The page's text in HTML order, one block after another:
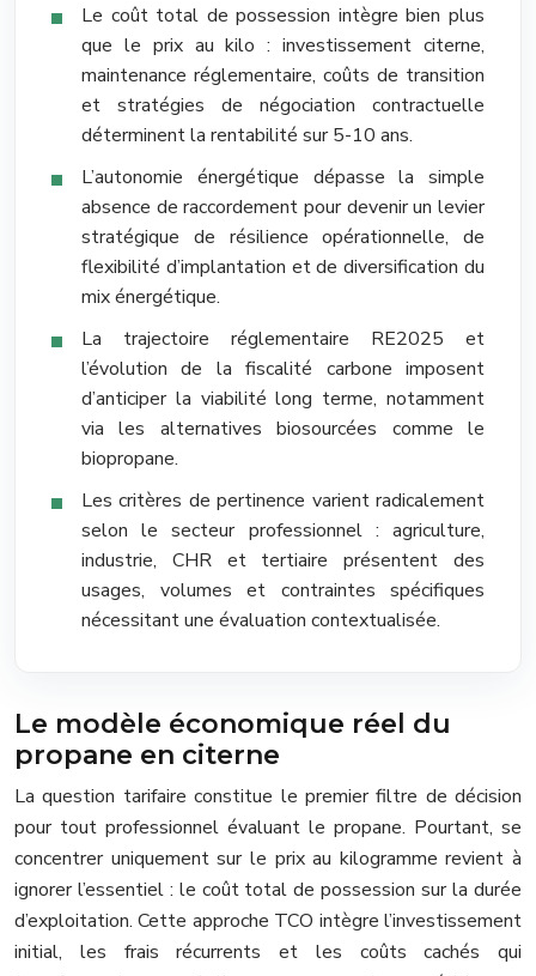
Le coût total de possession intègre bien plus
que le prix au kilo : investissement citerne,
maintenance réglementaire, coûts de transition
et stratégies de négociation contractuelle
déterminent la rentabilité sur 5-10 ans.
L’autonomie énergétique dépasse la simple
absence de raccordement pour devenir un levier
stratégique de résilience opérationnelle, de
flexibilité d’implantation et de diversification du
mix énergétique.
La trajectoire réglementaire RE2025 et
l’évolution de la fiscalité carbone imposent
d’anticiper la viabilité long terme, notamment
via les alternatives biosourcées comme le
biopropane.
Les critères de pertinence varient radicalement
selon le secteur professionnel : agriculture,
industrie, CHR et tertiaire présentent des
usages, volumes et contraintes spécifiques
nécessitant une évaluation contextualisée.
Le modèle économique réel du
propane en citerne
La question tarifaire constitue le premier filtre de décision
pour tout professionnel évaluant le propane. Pourtant, se
concentrer uniquement sur le prix au kilogramme revient à
ignorer l’essentiel : le coût total de possession sur la durée
d’exploitation. Cette approche TCO intègre l’investissement
initial, les frais récurrents et les coûts cachés qui